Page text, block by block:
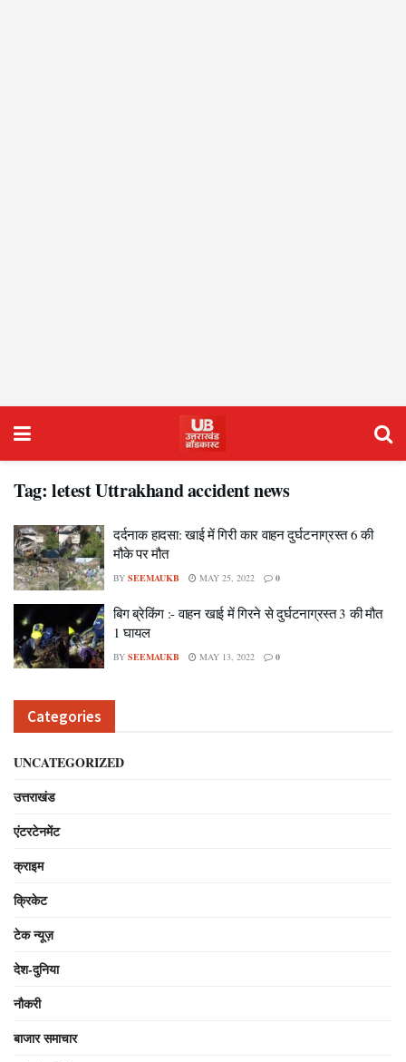
Tag: letest Uttrakhand accident news
दर्दनाक हादसा: खाई में गिरी कार वाहन दुर्घटनाग्रस्त 6 की
मौके पर मौत
BY SEEMAUKB MAY 25, 2022 0
बिग ब्रेकिंग :- वाहन खाई में गिरने से दुर्घटनाग्रस्त 3 की मौत
1 घायल
BY SEEMAUKB MAY 13, 2022 0
Categories
UNCATEGORIZED
उत्तराखंड
एंटरटेनमेंट
क्राइम
क्रिकेट
टेक न्यूज़
देश-दुनिया
नौकरी
बाजार समाचार